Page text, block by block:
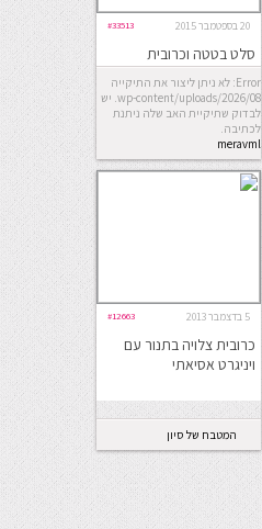
20 בספטמבר 2015 #33513
סלט בטטה וכרובית
Error: לא ניתן ליצור את התיקייה
wp-content/uploads/2026/08. יש
לבדוק שתיקיית האב שלה ניתנת
לכתיבה.
meravml
5 בדצמבר 2013 #12663
כרובית צלויה בתנור עם
ויניגרט אסיאתי
המטבח של סיון